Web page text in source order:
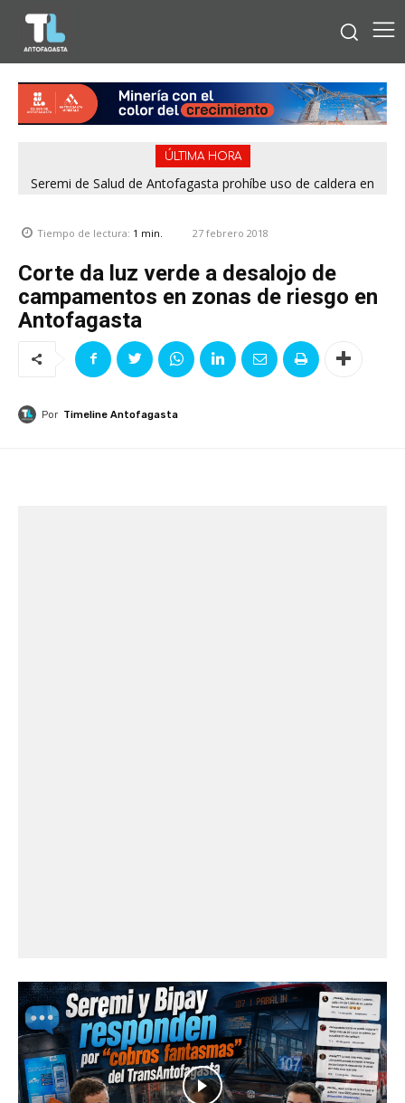
ÚLTIMA HORA
Seremi de Salud de Antofagasta prohíbe uso de caldera en
Tiempo de lectura: 1 min. 27 febrero 2018
Corte da luz verde a desalojo de
campamentos en zonas de riesgo en
Antofagasta
Por Timeline Antofagasta